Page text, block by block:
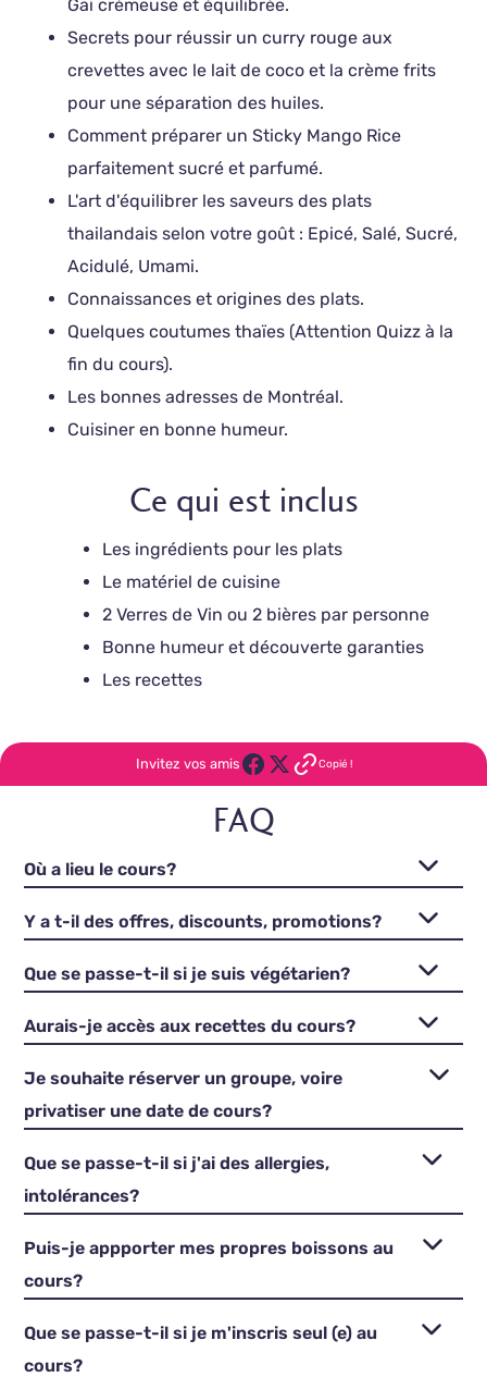
Gai crémeuse et équilibrée.
Secrets pour réussir un curry rouge aux
crevettes avec le lait de coco et la crème frits
pour une séparation des huiles.
Comment préparer un Sticky Mango Rice
parfaitement sucré et parfumé.
L'art d'équilibrer les saveurs des plats
thailandais selon votre goût : Epicé, Salé, Sucré,
Acidulé, Umami.
Connaissances et origines des plats.
Quelques coutumes thaïes (Attention Quizz à la
fin du cours).
Les bonnes adresses de Montréal.
Cuisiner en bonne humeur.
Ce qui est inclus
Les ingrédients pour les plats
Le matériel de cuisine
2 Verres de Vin ou 2 bières par personne
Bonne humeur et découverte garanties
Les recettes
Invitez vos amis Copié !
FAQ
Où a lieu le cours?
Y a t-il des offres, discounts, promotions?
Que se passe-t-il si je suis végétarien?
Aurais-je accès aux recettes du cours?
Je souhaite réserver un groupe, voire
privatiser une date de cours?
Que se passe-t-il si j'ai des allergies,
intolérances?
Puis-je appporter mes propres boissons au
cours?
Que se passe-t-il si je m'inscris seul (e) au
cours?